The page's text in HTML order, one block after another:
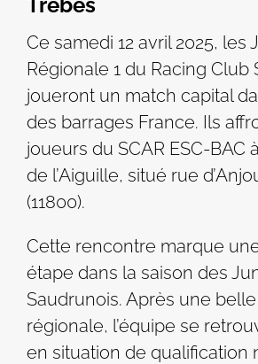
Ce samedi 12 avril 2025, les
Régionale 1 du Racing Club
joueront un match capital
des barrages France. Ils
joueurs du SCAR ESC-BAC
de l’Aiguille, situé rue
(11800).
Cette rencontre marque
étape dans la saison des
Saudrunois. Après une
régionale, l’équipe se
en situation de qualification